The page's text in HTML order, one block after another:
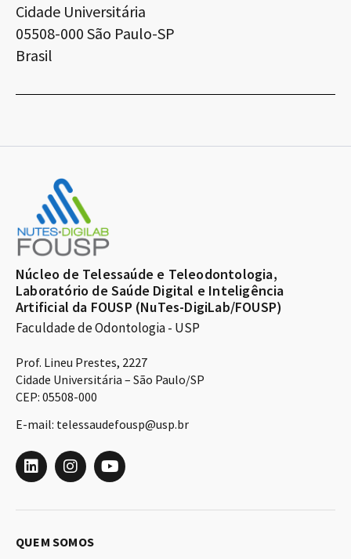
Cidade Universitária
05508-000 São Paulo-SP
Brasil
Núcleo de Telessaúde e Teleodontologia,
Laboratório de Saúde Digital e Inteligência
Artificial da FOUSP (NuTes-DigiLab/FOUSP)
Faculdade de Odontologia - USP
Prof. Lineu Prestes, 2227
Cidade Universitária – São Paulo/SP
CEP: 05508-000
E-mail: telessaudefousp@usp.br
QUEM SOMOS